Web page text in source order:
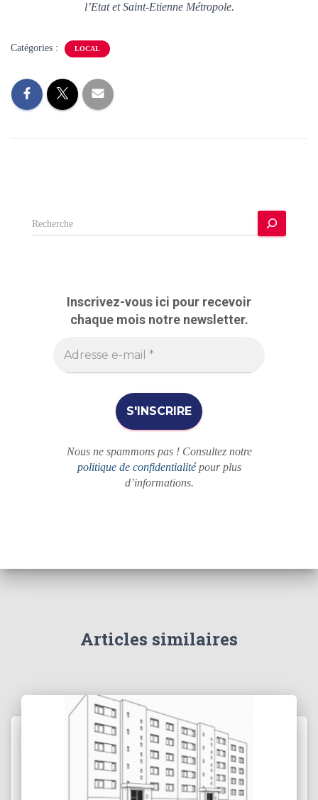
l’Etat et Saint-Etienne Métropole.
Catégories : LOCAL
R
e
Inscrivez-vous ici pour recevoir
chaque mois notre newsletter.
Nous ne spammons pas ! Consultez notre
politique de confidentialitépour plus
d’informations.
Articles similaires